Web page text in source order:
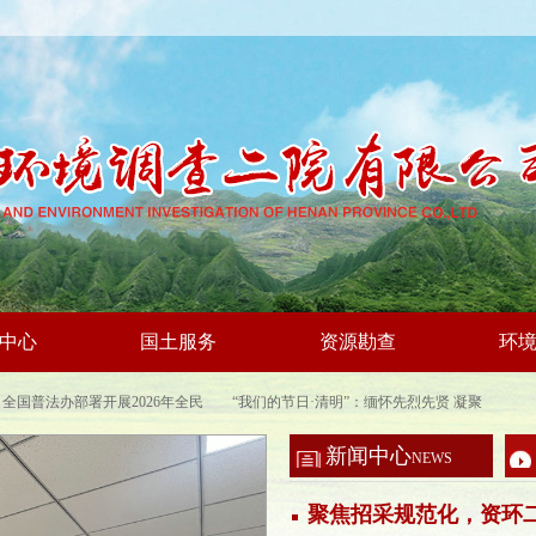
心 国土服务 资源勘查 环
国普法办部署开展2026年全民
育日普法宣传活动
“我们的节日·清明”：缅怀先烈先贤 凝聚
新闻中心NEWS
聚焦招采规范化，资环